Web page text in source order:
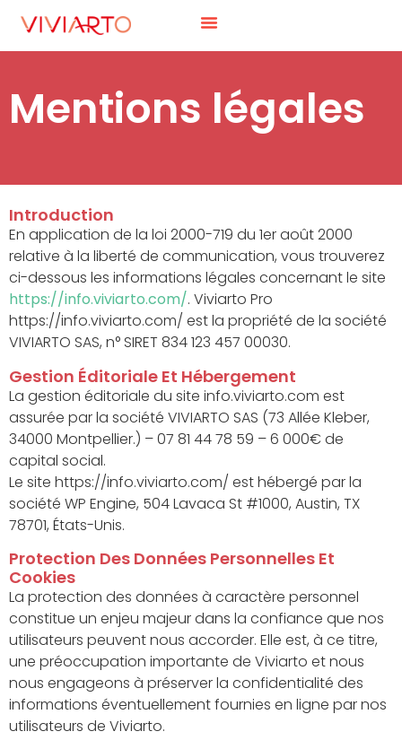
Mentions légales
Introduction
En application de la loi 2000-719 du 1er août 2000
relative à la liberté de communication, vous trouverez
ci-dessous les informations légales concernant le site
https://info.viviarto.com/. Viviarto Pro
https://info.viviarto.com/ est la propriété de la société
VIVIARTO SAS, n° SIRET 834 123 457 00030.
Gestion Éditoriale Et Hébergement
La gestion éditoriale du site info.viviarto.com est
assurée par la société VIVIARTO SAS (73 Allée Kleber,
34000 Montpellier.) – 07 81 44 78 59 – 6 000€ de
capital social.
Le site https://info.viviarto.com/ est hébergé par la
société WP Engine, 504 Lavaca St #1000, Austin, TX
78701, États-Unis.
Protection Des Données Personnelles Et
Cookies
La protection des données à caractère personnel
constitue un enjeu majeur dans la confiance que nos
utilisateurs peuvent nous accorder. Elle est, à ce titre,
une préoccupation importante de Viviarto et nous
nous engageons à préserver la confidentialité des
informations éventuellement fournies en ligne par nos
utilisateurs de Viviarto.